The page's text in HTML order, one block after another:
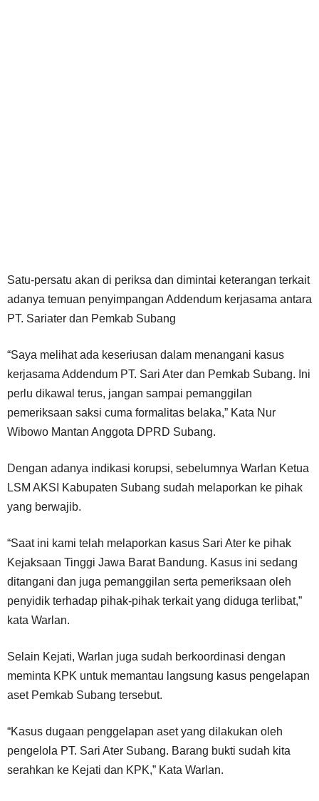
Satu-persatu akan di periksa dan dimintai keterangan terkait
adanya temuan penyimpangan Addendum kerjasama antara
PT. Sariater dan Pemkab Subang
“Saya melihat ada keseriusan dalam menangani kasus
kerjasama Addendum PT. Sari Ater dan Pemkab Subang. Ini
perlu dikawal terus, jangan sampai pemanggilan
pemeriksaan saksi cuma formalitas belaka,” Kata Nur
Wibowo Mantan Anggota DPRD Subang.
Dengan adanya indikasi korupsi, sebelumnya Warlan Ketua
LSM AKSI Kabupaten Subang sudah melaporkan ke pihak
yang berwajib.
“Saat ini kami telah melaporkan kasus Sari Ater ke pihak
Kejaksaan Tinggi Jawa Barat Bandung. Kasus ini sedang
ditangani dan juga pemanggilan serta pemeriksaan oleh
penyidik terhadap pihak-pihak terkait yang diduga terlibat,”
kata Warlan.
Selain Kejati, Warlan juga sudah berkoordinasi dengan
meminta KPK untuk memantau langsung kasus pengelapan
aset Pemkab Subang tersebut.
“Kasus dugaan penggelapan aset yang dilakukan oleh
pengelola PT. Sari Ater Subang. Barang bukti sudah kita
serahkan ke Kejati dan KPK,” Kata Warlan.